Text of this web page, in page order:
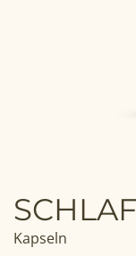
Kapseln